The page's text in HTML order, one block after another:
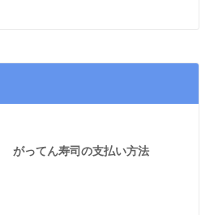
がってん寿司の支払い方法